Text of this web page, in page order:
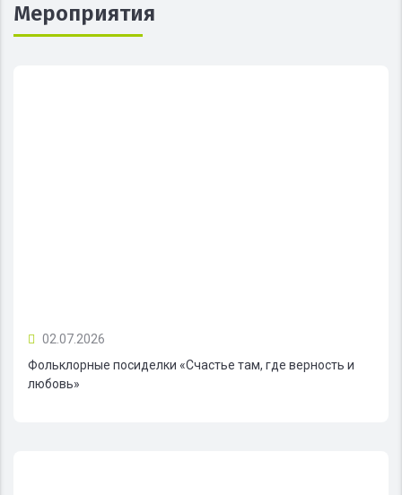
Мероприятия
02.07.2026
Фольклорные посиделки «Счастье там, где верность и
любовь»